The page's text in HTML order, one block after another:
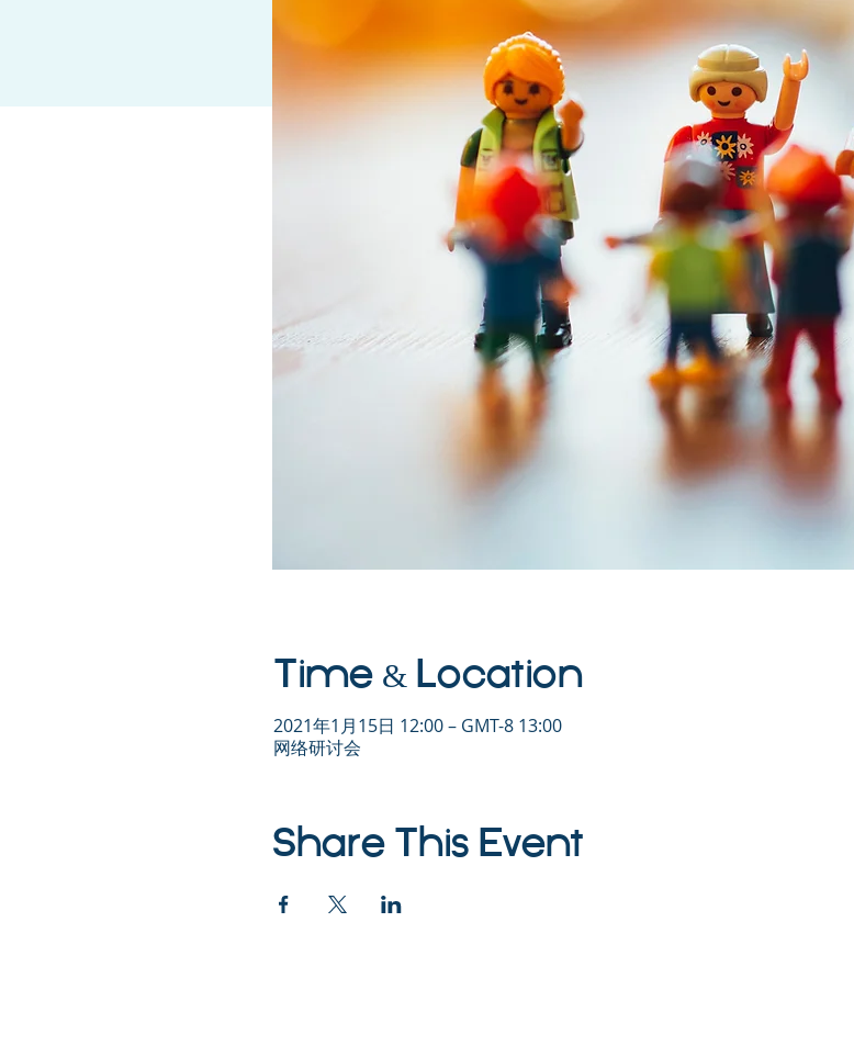
Time & Location
2021年1月15日 12:00 – GMT-8 13:00
网络研讨会
Share This Event